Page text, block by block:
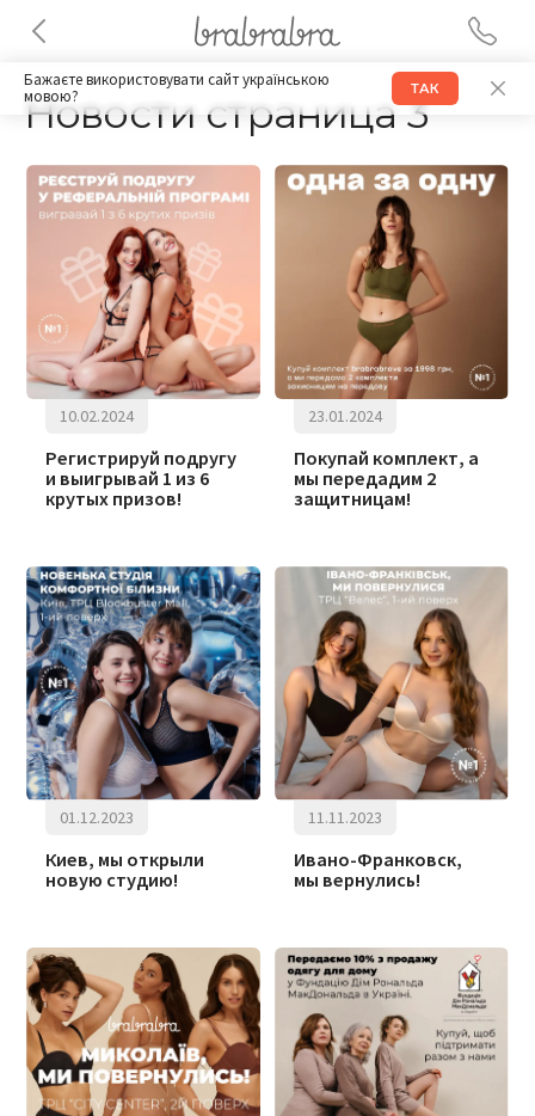
Бажаєте використовувати сайт українською
мовою?
ТАК
Новости страница 3
10.02.2024
Регистрируй подругу
и выигрывай 1 из 6
крутых призов!
23.01.2024
Покупай комплект, а
мы передадим 2
защитницам!
01.12.2023
Киев, мы открыли
новую студию!
11.11.2023
Ивано-Франковск,
мы вернулись!